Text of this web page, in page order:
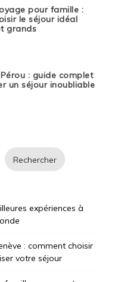
pour famille :
le séjour idéal
grands
: guide complet
un séjour inoubliable
Rechercher
expériences à
: comment choisir
votre séjour